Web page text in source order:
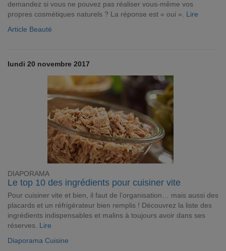
demandez si vous ne pouvez pas réaliser vous-même vos
propres cosmétiques naturels ? La réponse est « oui ». Lire
Article Beauté
lundi 20 novembre 2017
DIAPORAMA
Le top 10 des ingrédients pour cuisiner vite
Pour cuisiner vite et bien, il faut de l’organisation… mais aussi des
placards et un réfrigérateur bien remplis ! Découvrez la liste des
ingrédients indispensables et malins à toujours avoir dans ses
réserves. Lire
Diaporama Cuisine